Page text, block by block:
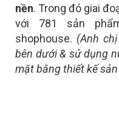
nền. Trong đó giai
với 781 sản
shophouse. (Anh
bên dưới & sử dụng
mặt bằng thiết kế